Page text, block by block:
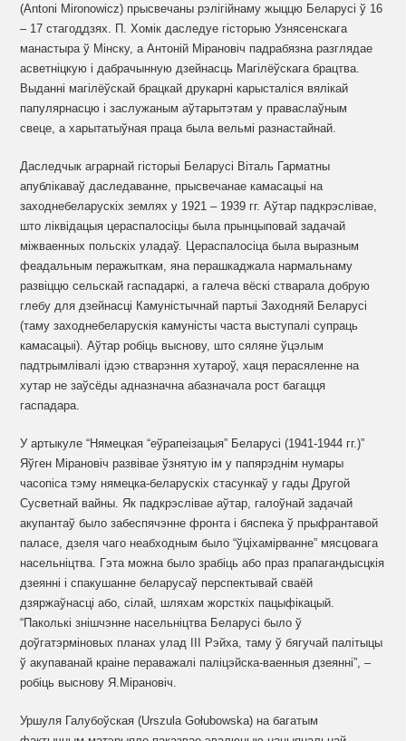
(Antoni Mironowicz) прысвечаны рэлігійнаму жыццю Беларусі ў 16
– 17 стагоддзях. П. Хомік даследуе гісторыю Узнясенскага
манастыра ў Мінску, а Антоній Мірановіч падрабязна разглядае
асветніцкую і дабрачынную дзейнасць Магілёўскага брацтва.
Выданні магілёўскай брацкай друкарні карысталіся вялікай
папулярнасцю і заслужаным аўтарытэтам у праваслаўным
свеце, а харытатыўная праца была вельмі разнастайнай.
Даследчык аграрнай гісторыі Беларусі Віталь Гарматны
апублікаваў даследаванне, прысвечанае камасацыі на
заходнебеларускіх землях у 1921 – 1939 гг. Аўтар падкрэслівае,
што ліквідацыя цераспалосіцы была прынцыповай задачай
міжваенных польскіх уладаў. Цераспалосіца была выразным
феадальным перажыткам, яна перашкаджала нармальнаму
развіццю сельскай гаспадаркі, а галеча вёскі стварала добрую
глебу для дзейнасці Камуністычнай партыі Заходняй Беларусі
(таму заходнебеларускія камуністы часта выступалі супраць
камасацыі). Аўтар робіць выснову, што сяляне ўцэлым
падтрымлівалі ідэю стварэння хутароў, хаця перасяленне на
хутар не заўсёды адназначна абазначала рост багацця
гаспадара.
У артыкуле “Нямецкая “еўрапеізацыя” Беларусі (1941-1944 гг.)”
Яўген Мірановіч развівае ўзнятую ім у папярэднім нумары
часопіса тэму нямецка-беларускіх стасункаў у гады Другой
Сусветнай вайны. Як падкрэслівае аўтар, галоўнай задачай
акупантаў было забеспячэнне фронта і бяспека ў прыфрантавой
паласе, дзеля чаго неабходным было “ўціхамірванне” мясцовага
насельніцтва. Гэта можна было зрабіць або праз прапагандысцкія
дзеянні і спакушанне беларусаў перспектывай сваёй
дзяржаўнасці або, сілай, шляхам жорсткіх пацыфікацый.
“Паколькі знішчэнне насельніцтва Беларусі было ў
доўгатэрміновых планах улад ІІІ Рэйха, таму ў бягучай палітыцы
ў акупаванай краіне пераважалі паліцэйска-ваенныя дзеянні”, –
робіць выснову Я.Мірановіч.
Уршуля Галубоўская (Urszula Gołubowska) на багатым